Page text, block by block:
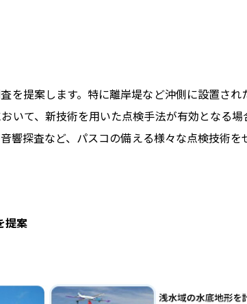
を提案します。特に離岸堤など沖側に設置され
いて、新技術を用いた点検手法が有効となる場
響探査など、パスコの備える様々な点検技術を
提案